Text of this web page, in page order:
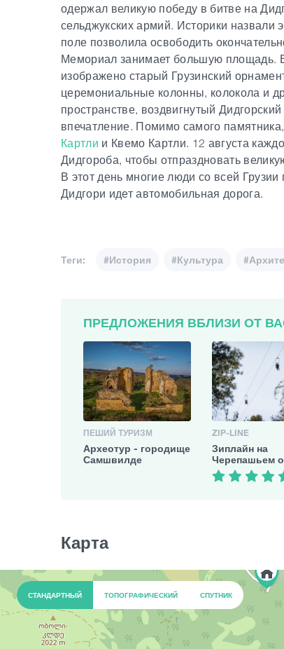
одержал великую победу в битве на
сельджукских армий. Историки назвали
поле позволила освободить
Мемориал занимает большую площадь.
изображено старый Грузинский
церемониальные колонны, колокола и
пространстве, воздвигнутый
впечатление. Помимо самого
Картли и Квемо Картли. 12 августа
Дидгороба, чтобы отпраздновать
В этот день многие люди со всей
Дидгори идет автомобильная дорога.
Теги: #История #Культура
ПРЕДЛОЖЕНИЯ ВБЛИЗИ ОТ
ПЕШИЙ ТУРИЗМ
Археотур - городище
Самшвилде
ZIP-LINE
Зиплайн на
Черепашьем
Карта
СТАНДАРТНЫЙ ТОПОГРАФИЧЕСКИЙ СПУТНИК